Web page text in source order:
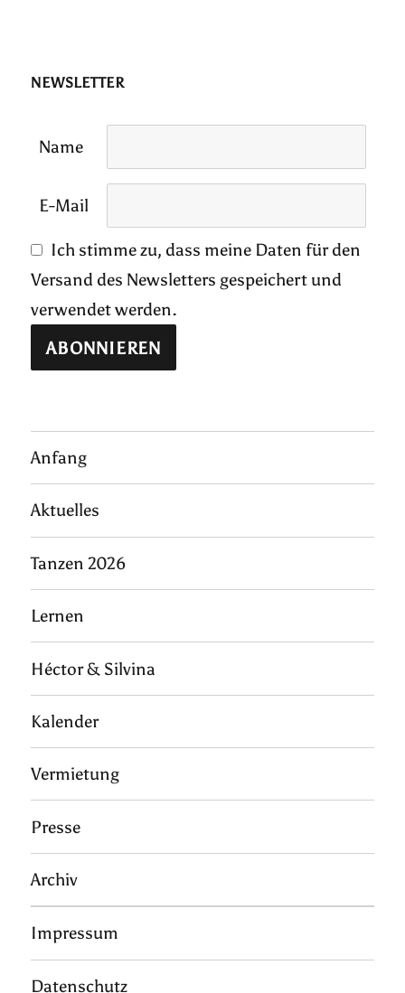
NEWSLETTER
Name
E-Mail
Ich stimme zu, dass meine Daten für den
Versand des Newsletters gespeichert und
verwendet werden.
Anfang
Aktuelles
Tanzen 2026
Lernen
Héctor & Silvina
Kalender
Vermietung
Presse
Archiv
Impressum
Datenschutz